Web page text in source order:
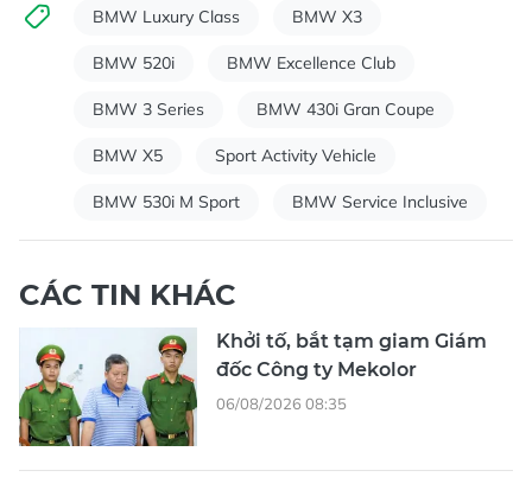
BMW Luxury Class BMW X3
BMW 520i BMW Excellence Club
BMW 3 Series BMW 430i Gran Coupe
BMW X5 Sport Activity Vehicle
BMW 530i M Sport BMW Service Inclusive
CÁC TIN KHÁC
Khởi tố, bắt tạm giam Giám
đốc Công ty Mekolor
06/08/2026 08:35